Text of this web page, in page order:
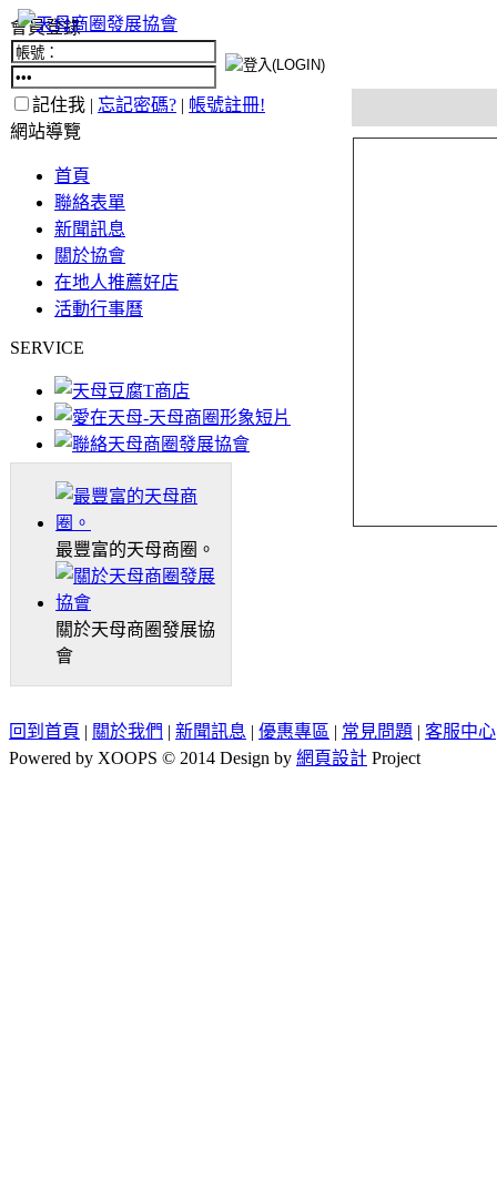
會員登錄
記住我 | 忘記密碼? | 帳號註冊!
網站導覽
首頁
聯絡表單
新聞訊息
關於協會
在地人推薦好店
活動行事曆
SERVICE
最豐富的天母商圈。
關於天母商圈發展協
會
回到首頁 | 關於我們 | 新聞訊息 | 優惠專區 | 常見問題 | 客服中心
Powered by XOOPS © 2014 Design by 網頁設計 Project